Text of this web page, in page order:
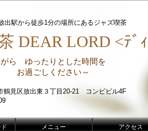
駅から徒歩1分の場所にあるジャズ喫茶
DEAR LORD <ﾃﾞ
がら ゆったりとした時間を
ください～
見区放出東３丁目20-21 コンビビル4F
ド
メニュー アクセス